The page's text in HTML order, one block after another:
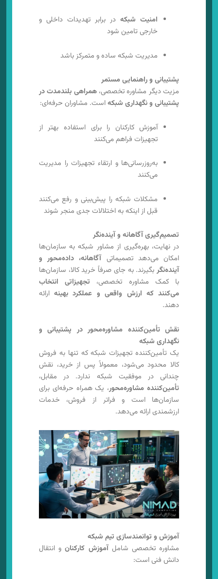
امنیت شبکهدر برابر تهدیدات داخلی و
خارجی تامین شود
مدیریت شبکه ساده و متمرکز باشد
پشتیبانی و راهنمایی مستمر
مزیت دیگر مشاوره تخصصی،همراهی بلندمدت در
پشتیبانی و نگهداری شبکهاست. مشاوران حرفه‌ای:
آموزش کارکنان را برای استفاده بهتر از
تجهیزات فراهم می‌کنند
به‌روزرسانی‌ها و ارتقاء تجهیزات را مدیریت
می‌کنند
مشکلات شبکه را پیش‌بینی و رفع می‌کنند
قبل از اینکه به اختلالات جدی منجر شوند
تصمیم‌گیری آگاهانه و آینده‌نگر
در نهایت، بهره‌گیری از مشاور شبکه به سازمان‌ها
امکان می‌دهد تصمیماتیآگاهانه، داده‌محور و
آینده‌نگربگیرند. به جای صرفاً خرید کالا، سازمان‌ها
با کمک مشاوره تخصصی، تجهیزاتی انتخاب
می‌کنند که ارزش واقعی و عملکرد بهینهارائه
دهند.
نقش تأمین‌کننده مشاوره‌محور در پشتیبانی و
نگهداری شبکه
یک تأمین‌کننده تجهیزات شبکه که تنها به فروش
کالا محدود می‌شود، معمولاً پس از خرید، نقش
چندانی در موفقیت شبکه ندارد. در مقابل،
تأمین‌کننده مشاوره‌محور، یک همراه حرفه‌ای برای
سازمان‌ها است و فراتر از فروش، خدمات
ارزشمندی ارائه می‌دهد.
آموزش و توانمندسازی تیم شبکه
مشاوره تخصصی شاملآموزش کارکنانو انتقال
دانش فنی است: